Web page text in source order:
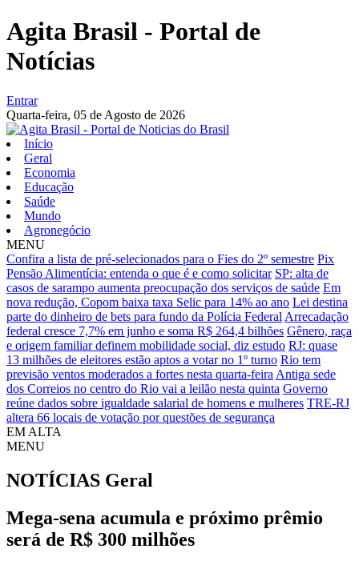
Agita Brasil - Portal de
Notícias
Entrar
Quarta-feira, 05 de Agosto de 2026
Início
Geral
Economia
Educação
Saúde
Mundo
Agronegócio
MENU
Confira a lista de pré-selecionados para o Fies do 2º semestre Pix
Pensão Alimentícia: entenda o que é e como solicitar SP: alta de
casos de sarampo aumenta preocupação dos serviços de saúde Em
nova redução, Copom baixa taxa Selic para 14% ao ano Lei destina
parte do dinheiro de bets para fundo da Polícia Federal Arrecadação
federal cresce 7,7% em junho e soma R$ 264,4 bilhões Gênero, raça
e origem familiar definem mobilidade social, diz estudo RJ: quase
13 milhões de eleitores estão aptos a votar no 1º turno Rio tem
previsão ventos moderados a fortes nesta quarta-feira Antiga sede
dos Correios no centro do Rio vai a leilão nesta quinta Governo
reúne dados sobre igualdade salarial de homens e mulheres TRE-RJ
altera 66 locais de votação por questões de segurança
EM ALTA
MENU
NOTÍCIAS Geral
Mega-sena acumula e próximo prêmio
será de R$ 300 milhões